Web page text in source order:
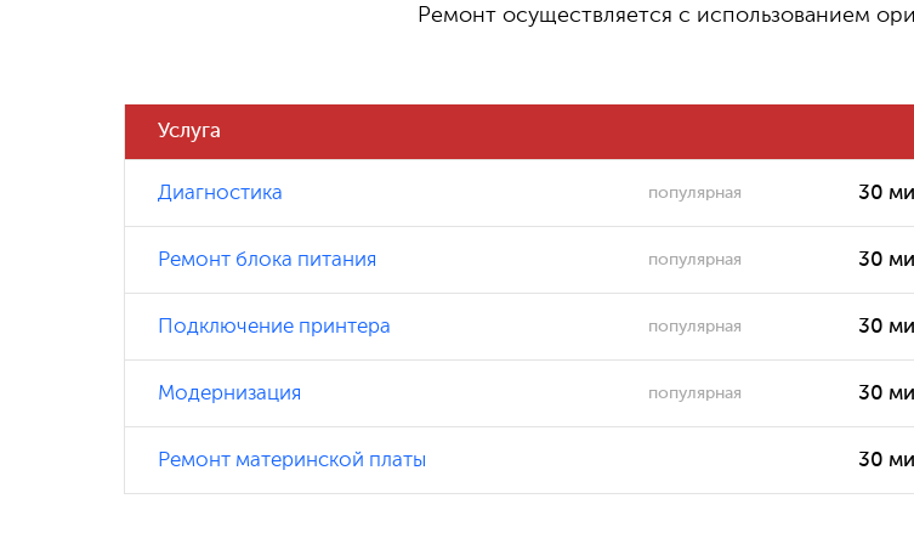
(воздушная
Установка Системы водяного
2
Замена термопасты или
Замена/установка кулера
Ремонт осуществляется с использованием
Услуга
Диагностика популярная 30
Ремонт блока питания популярная 30
Подключение принтера популярная 30
Модернизация популярная 30
Ремонт материнской платы 30